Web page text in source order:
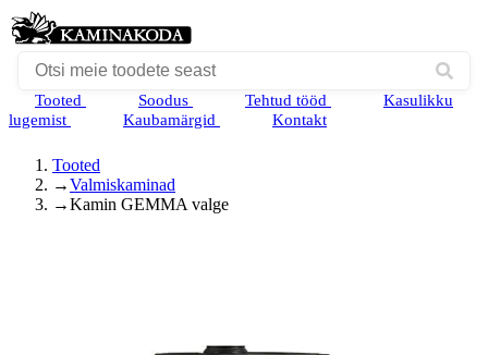
Tooted Soodus Tehtud tööd
Kasulikku
lugemist
Kaubamärgid Kontakt
Tooted
→Valmiskaminad
→Kamin GEMMA valge